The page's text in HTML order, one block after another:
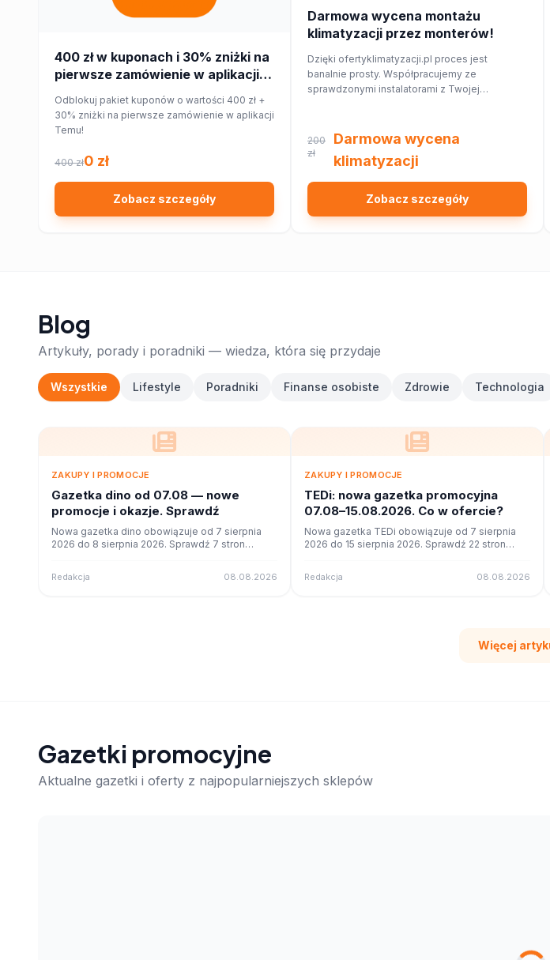
400 zł w kuponach i 30% zniżki na
pierwsze zamówienie w aplikacji
Odblokuj pakiet kuponów o wartości 400 zł +
30% zniżki na pierwsze zamówienie w aplikacji
Temu!
400 zł0 zł
Zobacz szczegóły
Darmowa wycena montażu
klimatyzacji przez monterów!
Dzięki ofertyklimatyzacji.pl proces jest
banalnie prosty. Współpracujemy ze
sprawdzonymi instalatorami z Twojej
domu lub mieszkania.
200
zł
Darmowa wycena
klimatyzacji
Zobacz szczegóły
Blog
Artykuły, porady i poradniki — wiedza, która się przydaje
Wszystkie Lifestyle Poradniki Finanse osobiste Zdrowie Technologia
ZAKUPY I PROMOCJE
Gazetka dino od 07.08 — nowe
promocje i okazje. Sprawdź
Nowa gazetka dino obowiązuje od 7 sierpnia
2026 do 8 sierpnia 2026. Sprawdź 7 stron
Redakcja 08.08.2026
ZAKUPY I PROMOCJE
TEDi: nowa gazetka promocyjna
07.08–15.08.2026. Co w ofercie?
Nowa gazetka TEDi obowiązuje od 7 sierpnia
2026 do 15 sierpnia 2026. Sprawdź 22 stron
Redakcja 08.08.2026
Więcej
Gazetki promocyjne
Aktualne gazetki i oferty z najpopularniejszych sklepów